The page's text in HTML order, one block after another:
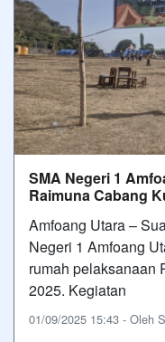
SMA Negeri 1
Raimuna Cabang
Amfoang Utara –
Negeri 1 Amfoang
rumah pelaksanaan
2025. Kegiatan
01/09/2025 15:43 - Oleh